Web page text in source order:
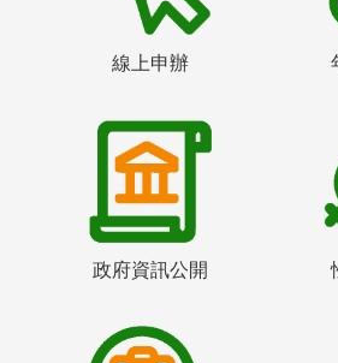
線上申辦
政府資訊公開